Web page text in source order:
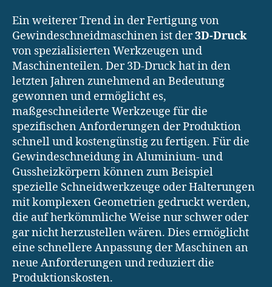
Ein weiterer Trend in der Fertigung von
Gewindeschneidmaschinen ist der3D-Druck
von spezialisierten Werkzeugen und
Maschinenteilen. Der 3D-Druck hat in den
letzten Jahren zunehmend an Bedeutung
gewonnen und ermöglicht es,
maßgeschneiderte Werkzeuge für die
spezifischen Anforderungen der Produktion
schnell und kostengünstig zu fertigen. Für die
Gewindeschneidung in Aluminium- und
Gussheizkörpern können zum Beispiel
spezielle Schneidwerkzeuge oder Halterungen
mit komplexen Geometrien gedruckt werden,
die auf herkömmliche Weise nur schwer oder
gar nicht herzustellen wären. Dies ermöglicht
eine schnellere Anpassung der Maschinen an
neue Anforderungen und reduziert die
Produktionskosten.